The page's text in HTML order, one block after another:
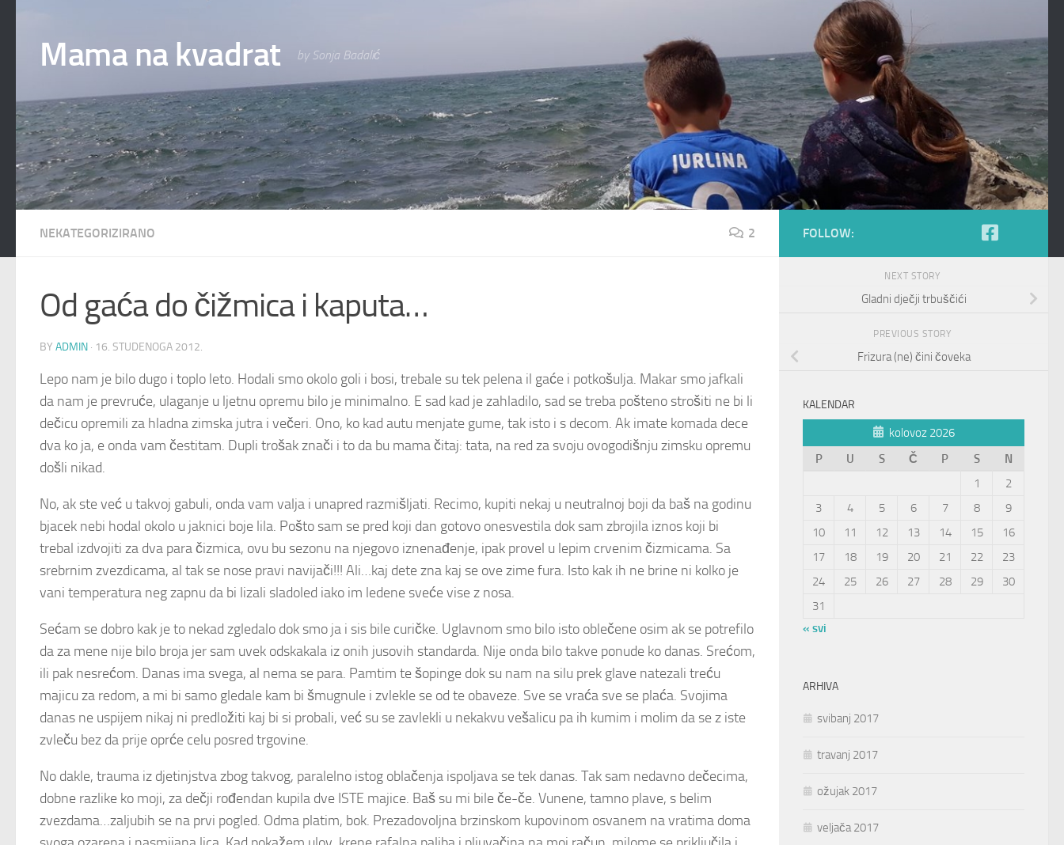
Mama na kvadrat by Sonja Badalić
NEKATEGORIZIRANO 2
Od gaća do čižmica i kaputa…
BY ADMIN · 16. STUDENOGA 2012.
Lepo nam je bilo dugo i toplo leto. Hodali smo okolo goli i bosi, trebale su tek pelena il gaće i potkošulja. Makar smo jafkali
da nam je prevruće, ulaganje u ljetnu opremu bilo je minimalno. E sad kad je zahladilo, sad se treba pošteno strošiti ne bi li
dečicu opremili za hladna zimska jutra i večeri. Ono, ko kad autu menjate gume, tak isto i s decom. Ak imate komada dece
dva ko ja, e onda vam čestitam. Dupli trošak znači i to da bu mama čitaj: tata, na red za svoju ovogodišnju zimsku opremu
došli nikad.
No, ak ste već u takvoj gabuli, onda vam valja i unapred razmišljati. Recimo, kupiti nekaj u neutralnoj boji da baš na godinu
bjacek nebi hodal okolo u jaknici boje lila. Pošto sam se pred koji dan gotovo onesvestila dok sam zbrojila iznos koji bi
trebal izdvojiti za dva para čizmica, ovu bu sezonu na njegovo iznenađenje, ipak provel u lepim crvenim čizmicama. Sa
srebrnim zvezdicama, al tak se nose pravi navijači!!! Ali…kaj dete zna kaj se ove zime fura. Isto kak ih ne brine ni kolko je
vani temperatura neg zapnu da bi lizali sladoled iako im ledene sveće vise z nosa.
Sećam se dobro kak je to nekad zgledalo dok smo ja i sis bile curičke. Uglavnom smo bilo isto oblečene osim ak se potrefilo
da za mene nije bilo broja jer sam uvek odskakala iz onih jusovih standarda. Nije onda bilo takve ponude ko danas. Srećom,
ili pak nesrećom. Danas ima svega, al nema se para. Pamtim te šopinge dok su nam na silu prek glave natezali treću
majicu za redom, a mi bi samo gledale kam bi šmugnule i zvlekle se od te obaveze. Sve se vraća sve se plaća. Svojima
danas ne uspijem nikaj ni predložiti kaj bi si probali, već su se zavlekli u nekakvu vešalicu pa ih kumim i molim da se z iste
zvleču bez da prije oprće celu posred trgovine.
No dakle, trauma iz djetinjstva zbog takvog, paralelno istog oblačenja ispoljava se tek danas. Tak sam nedavno dečecima,
dobne razlike ko moji, za dečji rođendan kupila dve ISTE majice. Baš su mi bile če-če. Vunene, tamno plave, s belim
zvezdama…zaljubih se na prvi pogled. Odma platim, bok. Prezadovoljna brzinskom kupovinom osvanem na vratima doma
FOLLOW:
NEXT STORY
Gladni dječji trbuščići
PREVIOUS STORY
Frizura (ne) čini čoveka
KALENDAR
kolovoz 2026
P
U S Č P S
N
1
2
3
4 5 6 7 8
9
10
11 12 13 14 15
16
17
18 19 20 21 22
23
24
25 26 27 28 29
30
31
« svi
ARHIVA
svibanj 2017
travanj 2017
ožujak 2017
veljača 2017